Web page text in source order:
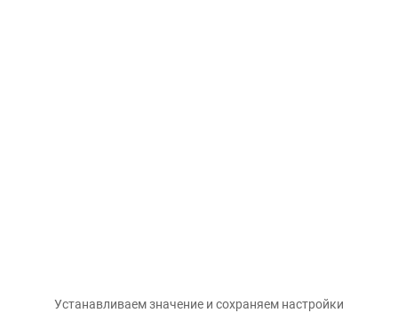
Устанавливаем значение и сохраняем настройки